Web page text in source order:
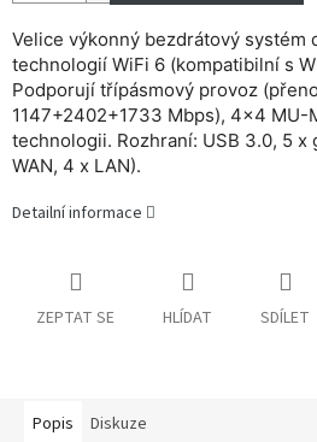
Velice výkonný bezdrátový systém
technologií WiFi 6 (kompatibilní s
Podporují třípásmový provoz
1147+2402+1733 Mbps), 4x4 MU-
technologii. Rozhraní: USB 3.0, 5 x
WAN, 4 x LAN).
Detailní informace
ZEPTAT SE HLÍDAT SDÍLET
Popis Diskuze